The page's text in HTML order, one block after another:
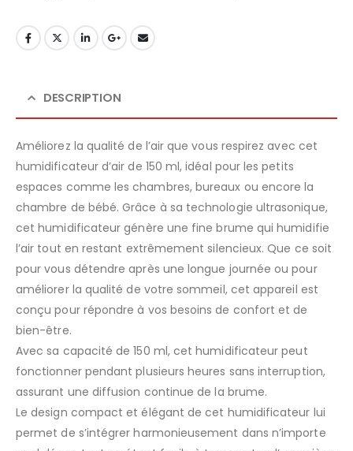
DESCRIPTION
Améliorez la qualité de l’air que vous respirez avec cet
humidificateur d’air de 150 ml, idéal pour les petits
espaces comme les chambres, bureaux ou encore la
chambre de bébé. Grâce à sa technologie ultrasonique,
cet humidificateur génère une fine brume qui humidifie
l’air tout en restant extrêmement silencieux. Que ce soit
pour vous détendre après une longue journée ou pour
améliorer la qualité de votre sommeil, cet appareil est
conçu pour répondre à vos besoins de confort et de
bien-être.
Avec sa capacité de 150 ml, cet humidificateur peut
fonctionner pendant plusieurs heures sans interruption,
assurant une diffusion continue de la brume.
Le design compact et élégant de cet humidificateur lui
permet de s’intégrer harmonieusement dans n’importe